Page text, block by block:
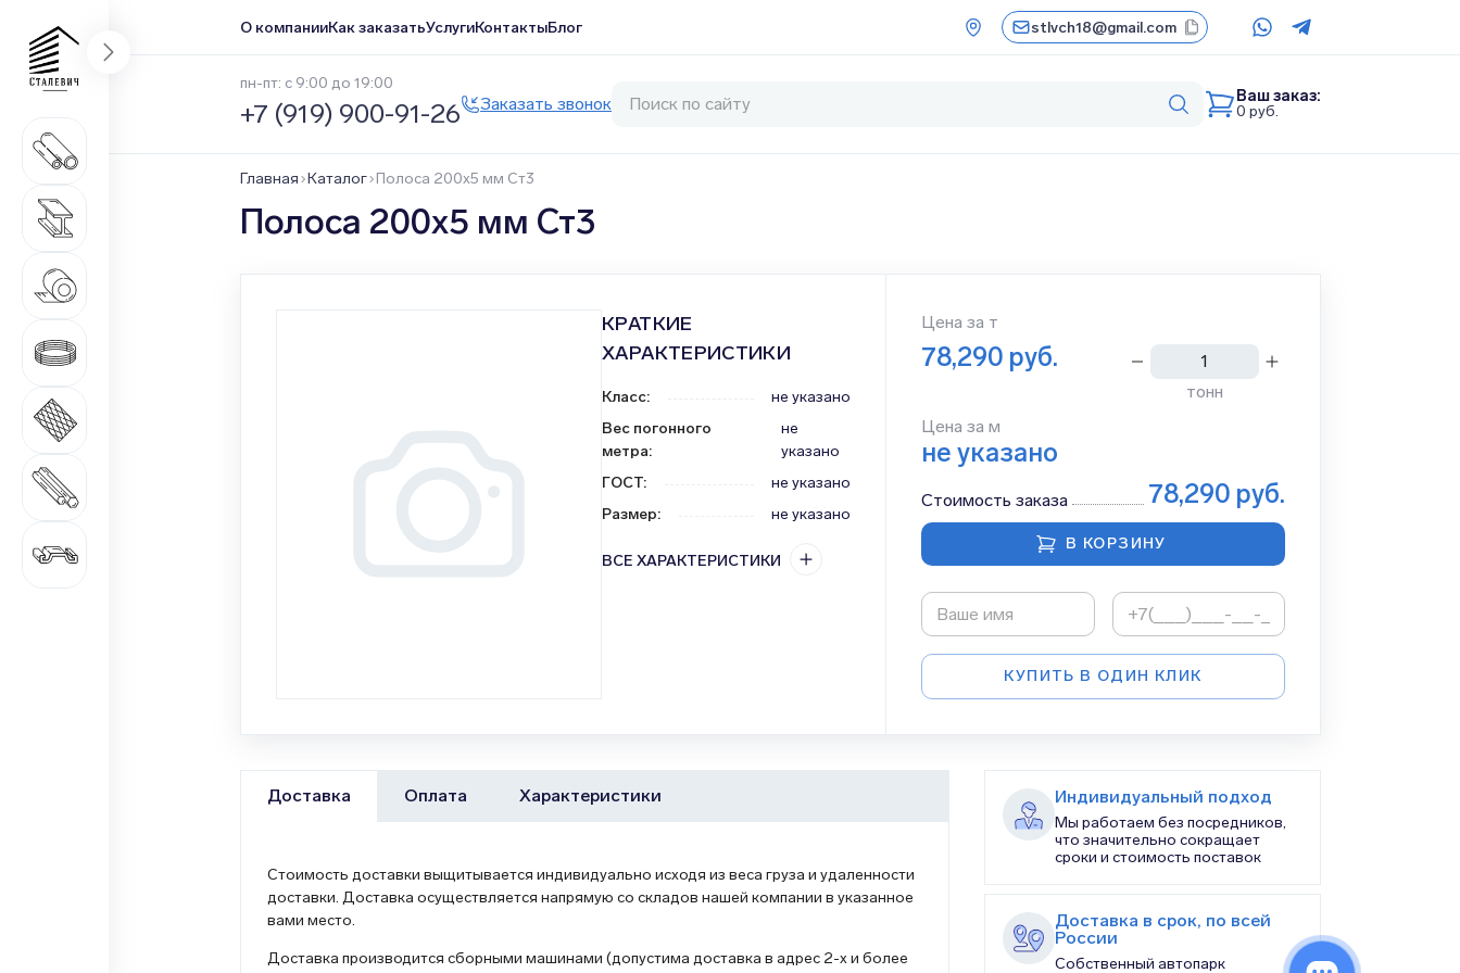
О компанииКак заказатьУслугиКонтактыБлог stlvch18@gmail.com
пн-пт: с 9:00 до 19:00
+7 (919) 900-91-26 Заказать звонок
Ваш заказ:
0 руб.
Главная Каталог Полоса 200х5 мм Ст3
Полоса 200х5 мм Ст3
КРАТКИЕ
ХАРАКТЕРИСТИКИ
Класс:
не указано
Вес погонного
метра:
не
указано
ГОСТ:
не указано
Размер: не указано
ВСЕ ХАРАКТЕРИСТИКИ
Цена за т
78,290 руб.
тонн
Цена за м
не указано
Стоимость заказа 78,290 руб.
В КОРЗИНУ
КУПИТЬ В ОДИН КЛИК
Доставка Оплата Характеристики
Стоимость доставки выщитывается индивидуально исходя из веса груза и удаленности
доставки. Доставка осуществляется напрямую со складов нашей компании в указанное
вами место.
Доставка производится сборными машинами (допустима доставка в адрес 2-х и более
Индивидуальный подход
Мы работаем без посредников,
что значительно сокращает
сроки и стоимость поставок
Доставка в срок, по всей
России
Собственный автопарк